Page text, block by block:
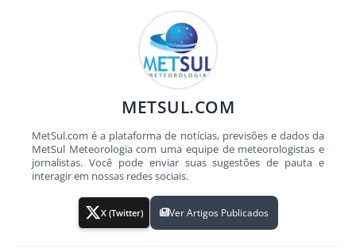
METSUL.COM
MetSul.com é a plataforma de notícias, previsões e dados da
MetSul Meteorologia com uma equipe de meteorologistas e
jornalistas. Você pode enviar suas sugestões de pauta e
interagir em nossas redes sociais.
X (Twitter) Ver Artigos Publicados